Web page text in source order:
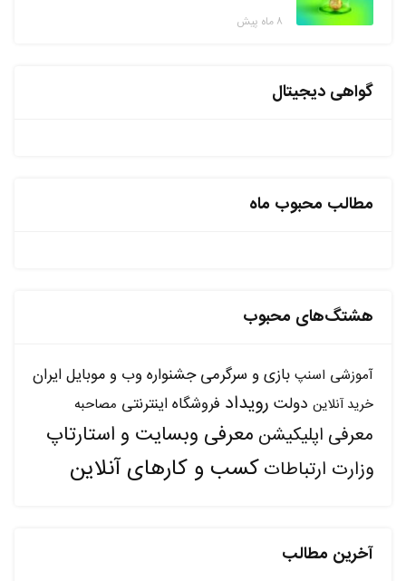
۸ ماه پیش
گواهی دیجیتال
مطالب محبوب ماه
هشتگ‌های محبوب
آموزشی اسنپ بازی و سرگرمی جشنواره وب و موبایل ایران
خرید آنلاین دولت رویداد فروشگاه اینترنتی مصاحبه
معرفی اپلیکیشن معرفی وبسایت و استارتاپ
وزارت ارتباطاتکسب و کارهای آنلاین
آخرین مطالب